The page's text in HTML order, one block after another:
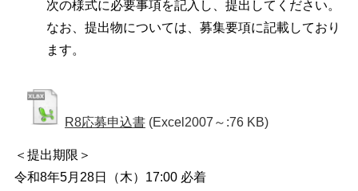
次の様式に必要事項を記入し、提出してください。
なお、提出物については、募集要項に記載しており
ます。
R8応募申込書 (Excel2007～:76 KB)
＜提出期限＞
令和8年5月28日（木）17:00 必着